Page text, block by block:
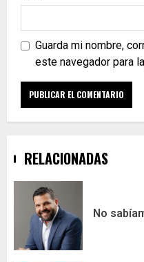
Guarda mi nombre,
este navegador para
RELACIONADAS
No